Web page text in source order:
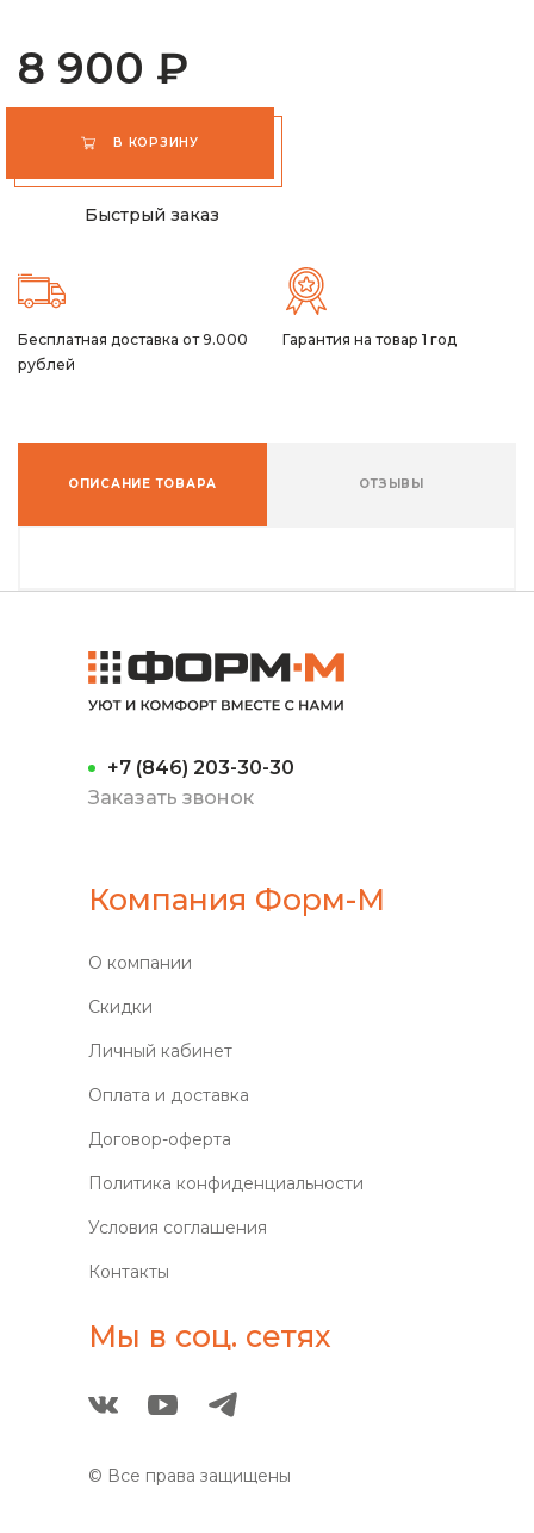
8 900 ₽
В КОРЗИНУ
Быстрый заказ
Бесплатная доставка от 9.000
рублей
Гарантия на товар 1 год
ОПИСАНИЕ ТОВАРА ОТЗЫВЫ
+7 (846) 203-30-30
Заказать звонок
Компания Форм-М
О компании
Скидки
Личный кабинет
Оплата и доставка
Договор-оферта
Политика конфиденциальности
Условия соглашения
Контакты
Мы в соц. сетях
© Все права защищены